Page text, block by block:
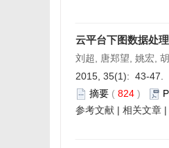
云平台下图数据处
刘超, 唐郑望, 姚宏,
2015, 35(1): 43-47.
摘要 ( 824 )
参考文献 | 相关文章 |